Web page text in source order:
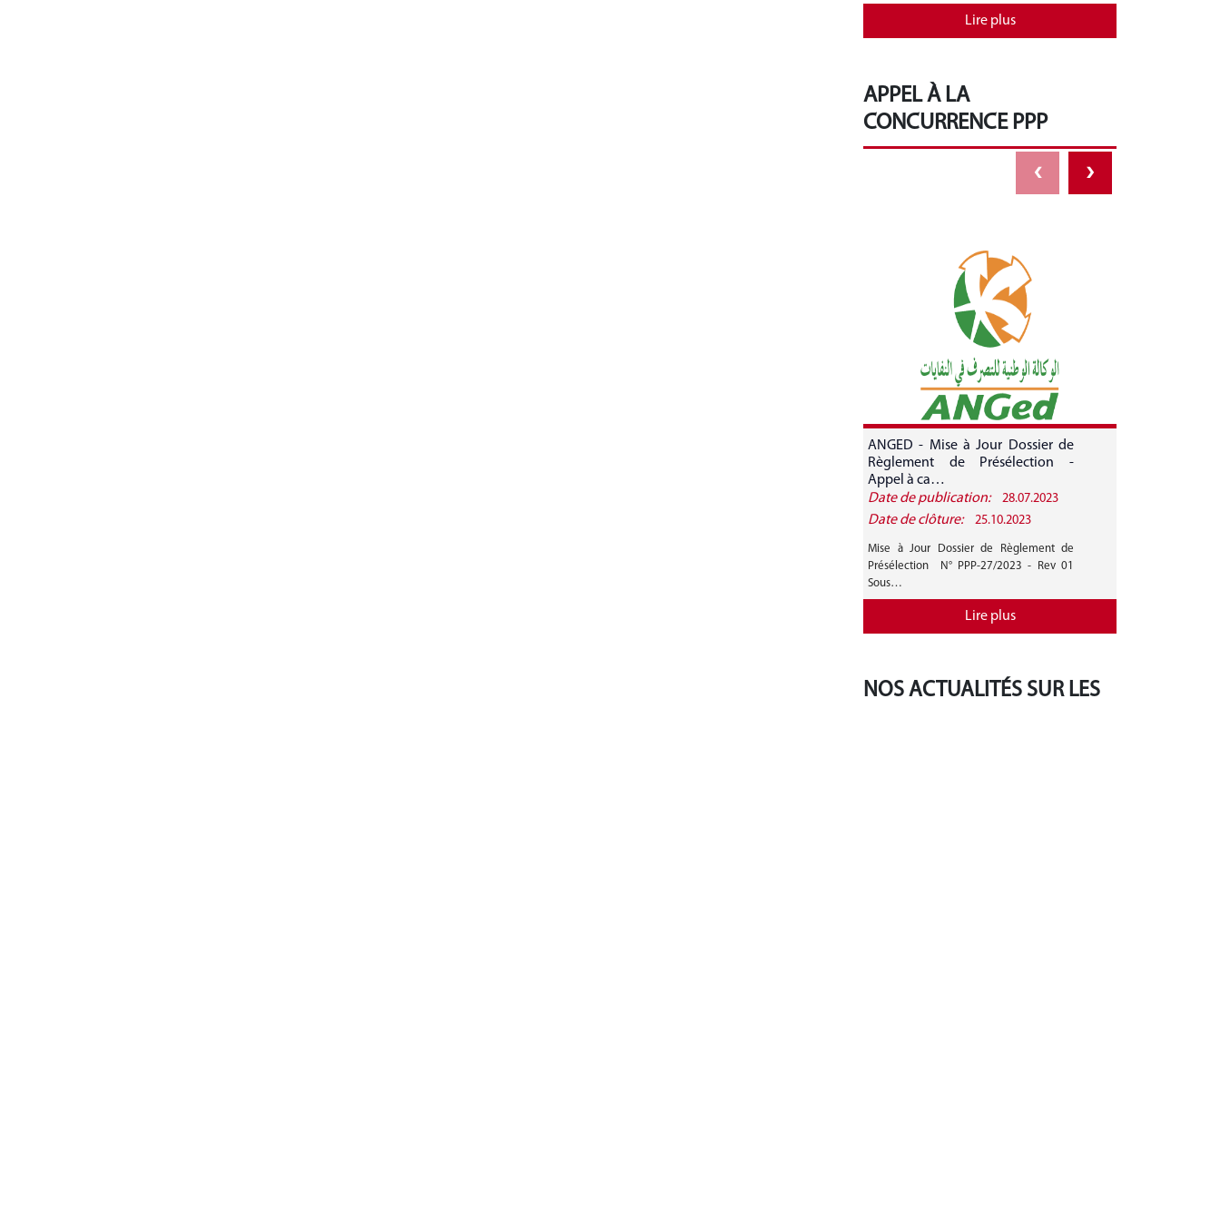
Lire plus
APPEL À LA
CONCURRENCE PPP
ANGED - Mise à Jour Dossier de
Règlement de Présélection -
Appel à ca…
Date de publication:
28.07.2023
Date de clôture: 25.10.2023
Mise à Jour Dossier de Règlement de
Présélection N° PPP-27/2023 - Rev 01
Sous…
Lire plus
‹ ›
NOS ACTUALITÉS SUR LES